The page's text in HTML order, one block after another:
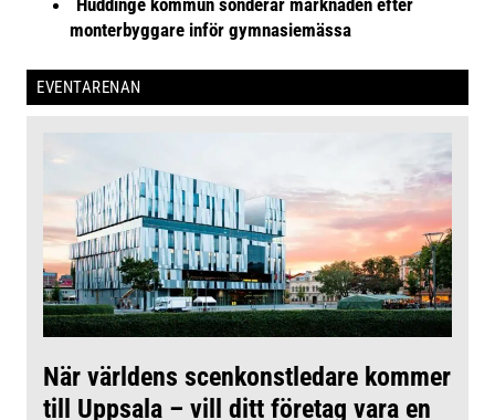
monterbyggare inför gymnasiemässa
EVENTARENAN
När världens scenkonstledare kommer
till Uppsala – vill ditt företag vara en